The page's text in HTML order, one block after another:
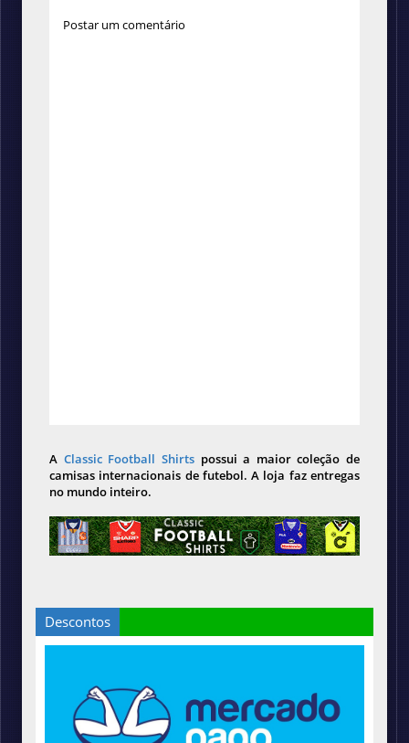
Postar um comentário
A Classic Football Shirts possui a maior coleção de
camisas internacionais de futebol. A loja faz entregas
no mundo inteiro.
Descontos